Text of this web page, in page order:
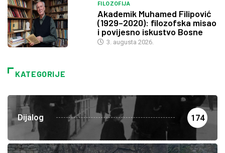
FILOZOFIJA
Akademik Muhamed Filipović
(1929–2020): filozofska misao
i povijesno iskustvo Bosne
3. augusta 2026.
KATEGORIJE
Dijalog 174